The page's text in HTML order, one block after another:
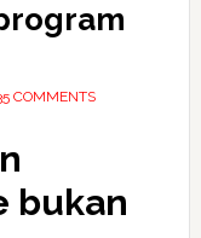
COMMENTS
bukan